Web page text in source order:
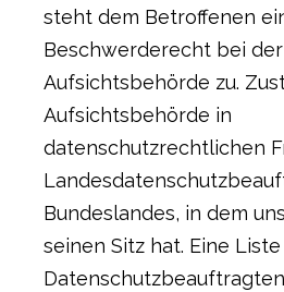
steht dem Betroffenen
Beschwerderecht bei
Aufsichtsbehörde zu.
Aufsichtsbehörde in
datenschutzrechtlichen
Bundeslandes, in dem
seinen Sitz hat. Eine